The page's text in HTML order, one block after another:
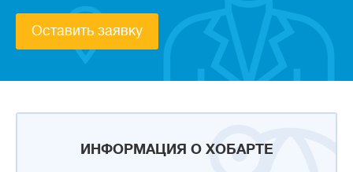
ИНФОРМАЦИЯ О ХОБАРТЕ
Оставить заявку